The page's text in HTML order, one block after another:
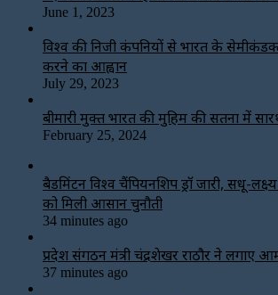
June 1, 2023
विश्‍व की निजी कंपनियों से भारत के
करने का आह्वान
July 29, 2023
बीमारी मुक्त भारत की मुहिम की सतना में
February 25, 2024
बैडमिंटन विश्व चैंपियनशिप ड्रॉ जारी, सिंधू-
को मिली आसान चुनौती
34 minutes ago
प्रदेश संगठन मंत्री चंद्रशेखर राठौर ने लगाए
37 minutes ago